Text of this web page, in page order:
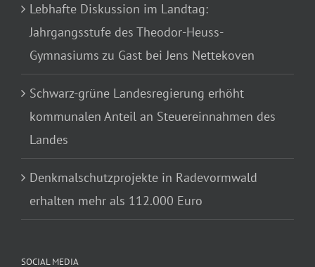
Lebhafte Diskussion im Landtag:
Jahrgangsstufe des Theodor-Heuss-
Gymnasiums zu Gast bei Jens Nettekoven
Schwarz-grüne Landesregierung erhöht
kommunalen Anteil an Steuereinnahmen des
Landes
Denkmalschutzprojekte in Radevormwald
erhalten mehr als 112.000 Euro
SOCIAL MEDIA